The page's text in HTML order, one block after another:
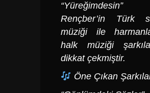
Rençber’in Türk
müziği ile
halk müziği
dikkat çekmiştir.
Öne Çıkan